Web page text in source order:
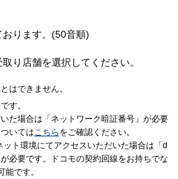
ります。(50音順)
り店舗を選択してください。
はできません。
す。
た場合は「ネットワーク暗証番号」が必要
いてはこちら をご確認ください。
ト環境にてアクセスいただいた場合は「d
必要です。ドコモの契約回線をお持ちでな
です。